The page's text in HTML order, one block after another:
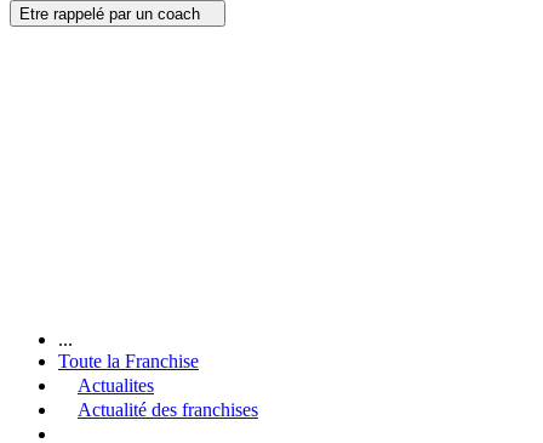
Etre rappelé par un coach
...
Toute la Franchise
Actualites
Actualité des franchises